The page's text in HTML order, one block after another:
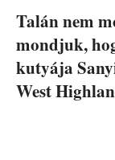
Talán nem
mondjuk,
kutyája
West